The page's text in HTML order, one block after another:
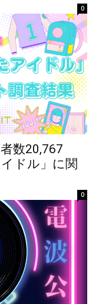
0
数20,767
ドル」に関
0